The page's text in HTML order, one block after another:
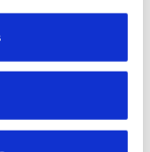
consultar
Cookies